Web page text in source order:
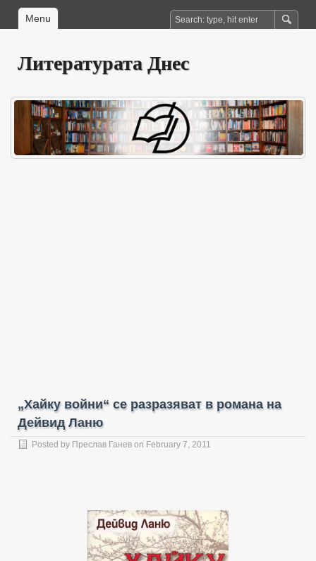
Menu
Литературата Днес
„Хайку войни“ се разразяват в романа на
Дейвид Ланю
Posted by Преслав Ганев on February 7, 2011